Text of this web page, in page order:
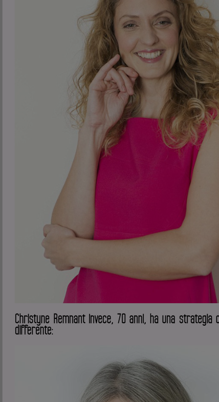
Christyne Remnant invece, 70 anni, ha una strategia
differente: